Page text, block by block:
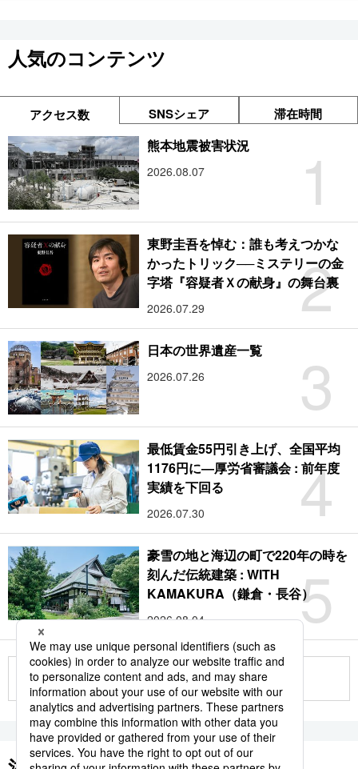
人気のコンテンツ
アクセス数 SNSシェア 滞在時間
1
熊本地震被害状況
2026.08.07
2
東野圭吾を悼む：誰も考えつかな
かったトリック──ミステリーの金
字塔『容疑者Ｘの献身』の舞台裏
2026.07.29
3
日本の世界遺産一覧
2026.07.26
4
最低賃金55円引き上げ、全国平均
1176円に―厚労省審議会 : 前年度
実績を下回る
2026.07.30
5
豪雪の地と海辺の町で220年の時を
刻んだ伝統建築 : WITH
KAMAKURA（鎌倉・長谷）
2026.08.04
もっと見る